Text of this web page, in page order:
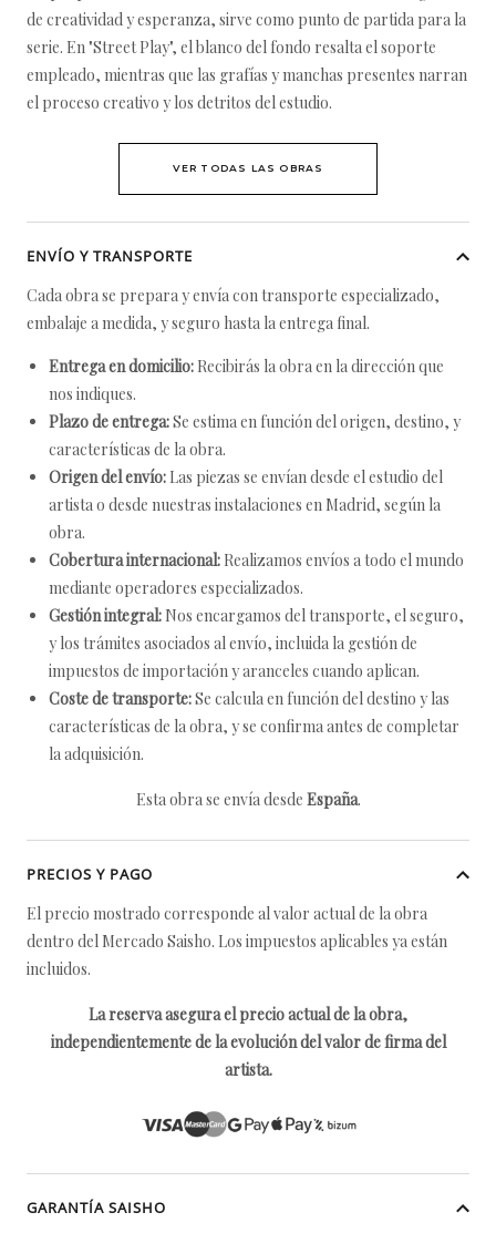
de creatividad y esperanza, sirve como punto de partida para la
serie. En "Street Play", el blanco del fondo resalta el soporte
empleado, mientras que las grafías y manchas presentes narran
el proceso creativo y los detritos del estudio.
VER TODAS LAS OBRAS
ENVÍO Y TRANSPORTE
Cada obra se prepara y envía con transporte especializado,
embalaje a medida, y seguro hasta la entrega final.
Entrega en domicilio: Recibirás la obra en la dirección que
nos indiques.
Plazo de entrega:Se estima en función del origen, destino, y
características de la obra.
Origen del envío: Las piezas se envían desde el estudio del
artista o desde nuestras instalaciones en Madrid, según la
obra.
Cobertura internacional: Realizamos envíos a todo el mundo
mediante operadores especializados.
Gestión integral: Nos encargamos del transporte, el seguro,
y los trámites asociados al envío, incluida la gestión de
impuestos de importación y aranceles cuando aplican.
Coste de transporte:Se calcula en función del destino y las
características de la obra, y se confirma antes de completar
la adquisición.
Esta obra se envía desde España.
PRECIOS Y PAGO
El precio mostrado corresponde al valor actual de la obra
dentro del Mercado Saisho. Los impuestos aplicables ya están
incluidos.
La reserva asegura el precio actual de la obra,
independientemente de la evolución del valor de firma del
artista.
GARANTÍA SAISHO